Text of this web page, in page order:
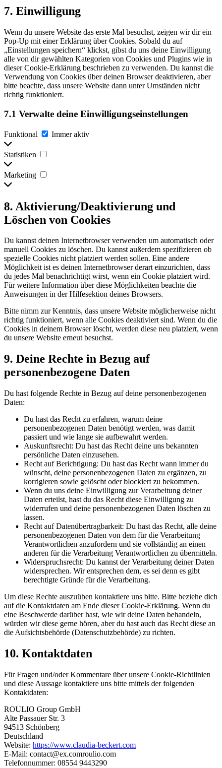
Consent
to
sonstiges
7. Einwilligung
Wenn du unsere Website das erste Mal besuchst, zeigen wir dir ein
Pop-Up mit einer Erklärung über Cookies. Sobald du auf
„Einstellungen speichern“ klickst, gibst du uns deine Einwilligung
alle von dir gewählten Kategorien von Cookies und Plugins wie in
dieser Cookie-Erklärung beschrieben zu verwenden. Du kannst die
Verwendung von Cookies über deinen Browser deaktivieren, aber
bitte beachte, dass unsere Website dann unter Umständen nicht
richtig funktioniert.
7.1 Verwalte deine Einwilligungseinstellungen
Funktional Funktional
Immer aktiv
Statistiken
Marketing
8. Aktivierung/Deaktivierung und
Löschen von Cookies
Du kannst deinen Internetbrowser verwenden um automatisch oder
manuell Cookies zu löschen. Du kannst außerdem spezifizieren ob
spezielle Cookies nicht platziert werden sollen. Eine andere
Möglichkeit ist es deinen Internetbrowser derart einzurichten, dass
du jedes Mal benachrichtigt wirst, wenn ein Cookie platziert wird.
Für weitere Information über diese Möglichkeiten beachte die
Anweisungen in der Hilfesektion deines Browsers.
Bitte nimm zur Kenntnis, dass unsere Website möglicherweise nicht
richtig funktioniert, wenn alle Cookies deaktiviert sind. Wenn du die
Cookies in deinem Browser löscht, werden diese neu platziert, wenn
du unsere Website erneut besuchst.
9. Deine Rechte in Bezug auf
personenbezogene Daten
Du hast folgende Rechte in Bezug auf deine personenbezogenen
Daten:
Du hast das Recht zu erfahren, warum deine
personenbezogenen Daten benötigt werden, was damit
passiert und wie lange sie aufbewahrt werden.
Auskunftsrecht: Du hast das Recht deine uns bekannten
persönliche Daten einzusehen.
Recht auf Berichtigung: Du hast das Recht wann immer du
wünscht, deine personenbezogenen Daten zu ergänzen, zu
korrigieren sowie gelöscht oder blockiert zu bekommen.
Wenn du uns deine Einwilligung zur Verarbeitung deiner
Daten erteilst, hast du das Recht diese Einwilligung zu
widerrufen und deine personenbezogenen Daten löschen zu
lassen.
Recht auf Datenübertragbarkeit: Du hast das Recht, alle deine
personenbezogenen Daten von dem für die Verarbeitung
Verantwortlichen anzufordern und sie vollständig an einen
anderen für die Verarbeitung Verantwortlichen zu übermitteln.
Widerspruchsrecht: Du kannst der Verarbeitung deiner Daten
widersprechen. Wir entsprechen dem, es sei denn es gibt
berechtigte Gründe für die Verarbeitung.
Um diese Rechte auszuüben kontaktiere uns bitte. Bitte beziehe dich
auf die Kontaktdaten am Ende dieser Cookie-Erklärung. Wenn du
eine Beschwerde darüber hast, wie wir deine Daten behandeln,
würden wir diese gerne hören, aber du hast auch das Recht diese an
die Aufsichtsbehörde (Datenschutzbehörde) zu richten.
10. Kontaktdaten
Für Fragen und/oder Kommentare über unsere Cookie-Richtlinien
und diese Aussage kontaktiere uns bitte mittels der folgenden
Kontaktdaten:
ROULIO Group GmbH
Alte Passauer Str. 3
94513 Schönberg
Deutschland
Website: https://www.claudia-beckert.com
E-Mail: contact@ex.comroulio.com
Telefonnummer: 08554 9443290